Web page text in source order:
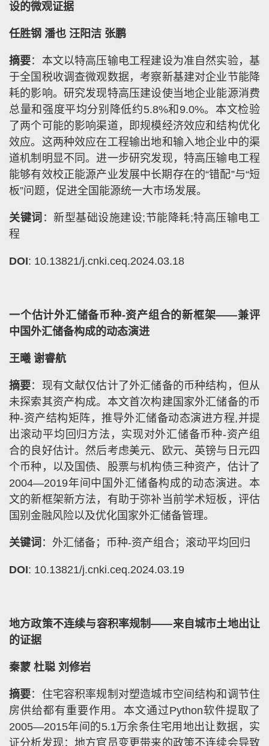
设的微观证据
任胜钢 潘也 汪阳洁 张鹏
摘要：本文以特高压输电工程建设为准自然实验，基
于全国税收调查微观数据，考察新基建对企业节能降
耗的影响。研究发现特高压建设使当地企业能源消费
总量和强度平均分别降低约5.8%和9.0%。本文检验
了两个可能的影响渠道，即规模经济效应和结构优化
效应。这两种效应在工程输出地和输入地企业中的渠
道机制明显不同。进一步研究发现，特高压输电工程
能够有效校正能源产业发展中长期存在的“错配”与“短
板”问题，促进全国能源统一大市场发展。
关键词 ：新型基础设施建设;节能降耗;特高压输电工
程
DOI: 10.13821/j.cnki.ceq.2024.03.18
一个估计外汇储备币种-资产组合的新框架——兼评
中国外汇储备构成的动态演进
王曦 谢睿航
摘要：现有文献仅估计了外汇储备的币种结构，但从
未探索其资产构成。本文首次构建国家外汇储备的币
种-资产结构矩阵，推导外汇储备动态演进方程,并提
出滚动平均回归方法，实现对外汇储备币种-资产组
合的良好估计。然后考虑美元、欧元、英镑与日元四
个币种，以及国债、股票与机构债三种资产，估计了
2004—2019年间中国外汇储备构成的动态演进。本
文的新框架新方法，有助于弥补当前学术短板，评估
国别金融风险以及优化国家外汇储备管理。
关键词 ：外汇储备；币种-资产组合；滚动平均回归
DOI: 10.13821/j.cnki.ceq.2024.03.19
地方政策不连续与容积率规制——来自城市土地出让
的证据
秦蒙 杜聪 刘修岩
摘要：住宅容积率规制对塑造城市空间结构和调节住
房供给都有重要作用。本文通过Python软件提取了
2005—2015年间的5.1万余条住宅用地出让数据，实
证分析发现：地方官员变更带来的政策不连续会导致